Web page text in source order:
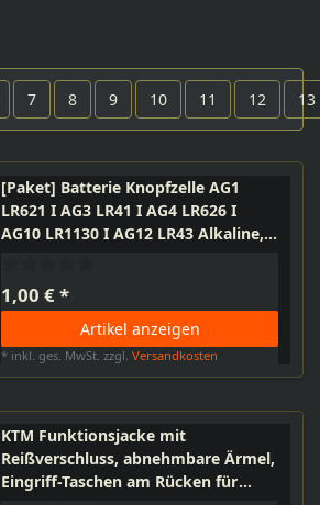
7 8 9 10 11 12 13
[Paket] Batterie Knopfzelle AG1
LR621 I AG3 LR41 I AG4 LR626 I
AG10 LR1130 I AG12 LR43 Alkaline,
1,00 € *
Artikel anzeigen
* inkl. ges. MwSt. zzgl.Versandkosten
KTM Funktionsjacke mit
Reißverschluss, abnehmbare Ärmel,
Eingriff-Taschen am Rücken für